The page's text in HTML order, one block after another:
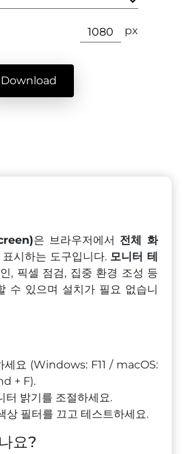
px
Download
은 브라우저에서 전체 화
시하는 도구입니다. 모니터 테
, 픽셀 점검, 집중 환경 조성 등
수 있으며 설치가 필요 없습니
세요 (Windows: F11 / macOS:
+ F).
터 밝기를 조절하세요.
상 필터를 끄고 테스트하세요.
요?